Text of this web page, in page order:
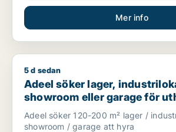
Mer info
Adeel söker lager, industrilokal,
5 d sedan
Adeel söker lager,
showroom eller garage för
Upplands Väsby, Vallentuna
Upplands-Bro m.fl.
Adeel söker 120-200 m² lager /
showroom / garage att hyra